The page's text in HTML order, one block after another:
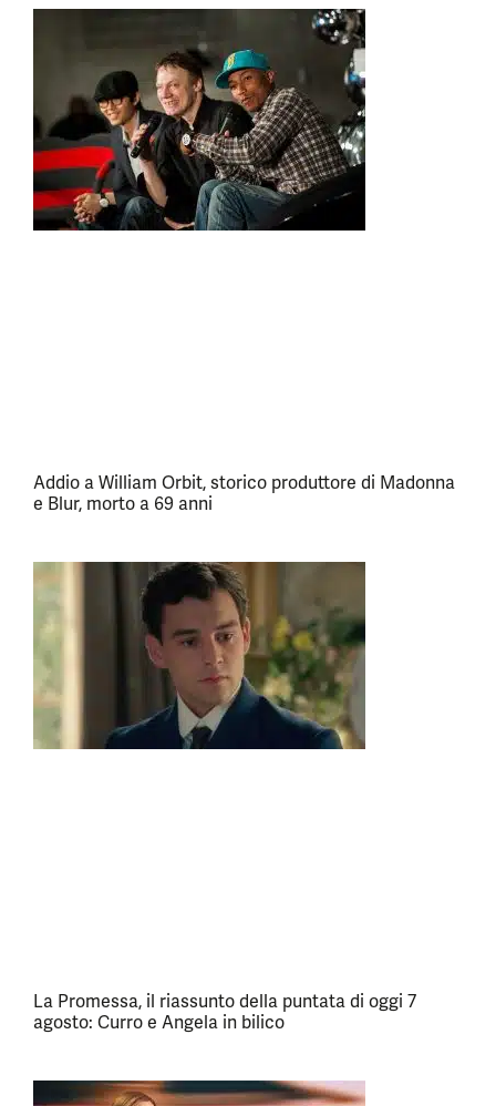
Addio a William Orbit, storico produttore di Madonna
e Blur, morto a 69 anni
La Promessa, il riassunto della puntata di oggi 7
agosto: Curro e Angela in bilico